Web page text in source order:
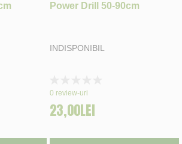
Power Drill 50-90cm
INDISPONIBIL
0%
0 review-uri
23,00LEI